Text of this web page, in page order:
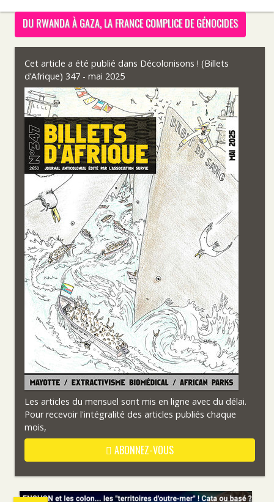
DU RWANDA À GAZA, LA FRANCE COMPLICE DE GÉNOCIDES
Cet article a été publié dans Décolonisons ! (Billets
d’Afrique) 347 - mai 2025
Les articles du mensuel sont mis en ligne avec du délai.
Pour recevoir l'intégralité des articles publiés chaque
mois,
ABONNEZ-VOUS